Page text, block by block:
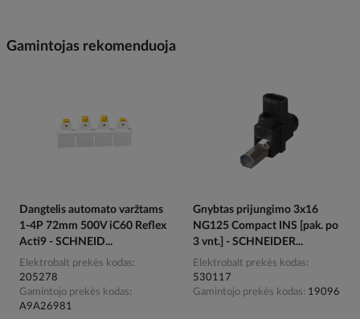
Gamintojas rekomenduoja
Dangtelis automato varžtams
1-4P 72mm 500V iC60 Reflex
Acti9 - SCHNEID...
Elektrobalt prekės kodas
205278
Gamintojo prekės kodas
A9A26981
Gnybtas prijungimo 3x16
NG125 Compact INS [pak. po
3 vnt.] - SCHNEIDER...
Elektrobalt prekės kodas
530117
Gamintojo prekės kodas
19096